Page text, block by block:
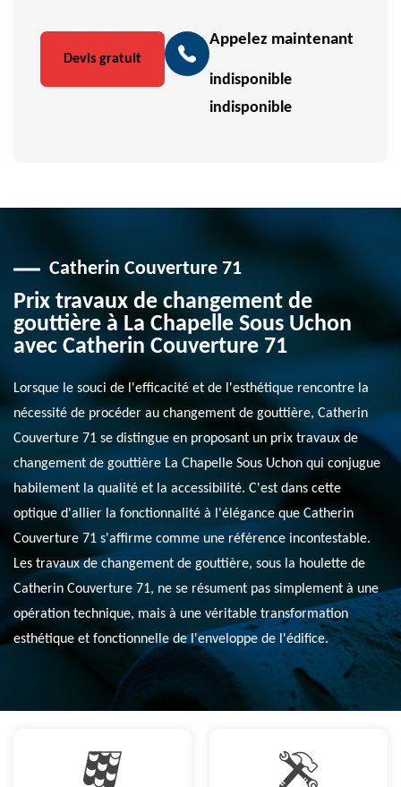
Devis gratuit
Appelez maintenant
indisponible
indisponible
Catherin Couverture 71
Prix travaux de changement de
gouttière à La Chapelle Sous Uchon
avec Catherin Couverture 71
Lorsque le souci de l'efficacité et de l'esthétique rencontre la
nécessité de procéder au changement de gouttière, Catherin
Couverture 71 se distingue en proposant un prix travaux de
changement de gouttière La Chapelle Sous Uchon qui conjugue
habilement la qualité et la accessibilité. C'est dans cette
optique d'allier la fonctionnalité à l'élégance que Catherin
Couverture 71 s'affirme comme une référence incontestable.
Les travaux de changement de gouttière, sous la houlette de
Catherin Couverture 71, ne se résument pas simplement à une
opération technique, mais à une véritable transformation
esthétique et fonctionnelle de l'enveloppe de l'édifice.